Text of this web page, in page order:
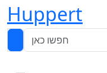
Huppert